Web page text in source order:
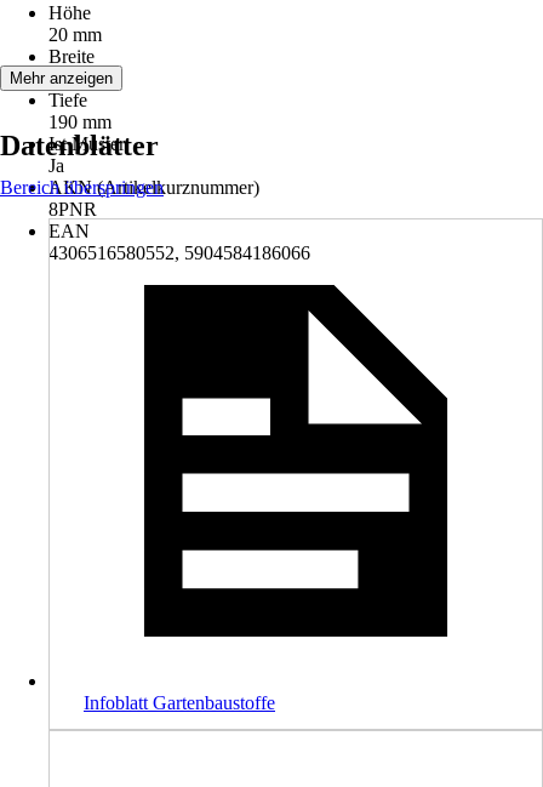
Höhe
20 mm
Breite
190 mm
Tiefe
190 mm
Ist Muster
Ja
AKN (Artikelkurznummer)
8PNR
EAN
4306516580552, 5904584186066
Mehr anzeigen
Datenblätter
Bereich überspringen
Infoblatt Gartenbaustoffe